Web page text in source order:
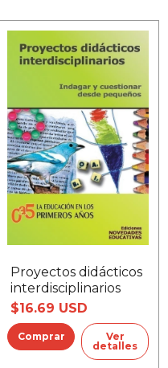
Proyectos didácticos
interdisciplinarios
$16.69 USD
Ver
detalles